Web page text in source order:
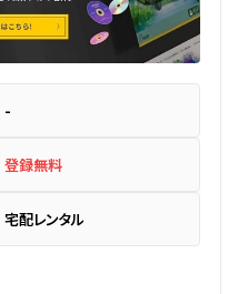
-
登録無料
宅配レンタル